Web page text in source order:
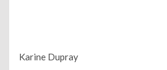
Karine Dupray